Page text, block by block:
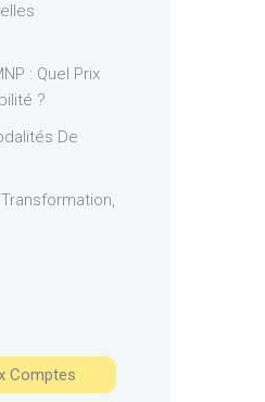
: Quel Prix
?
De
Comptes